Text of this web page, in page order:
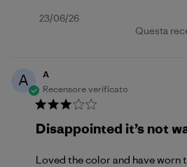
Data
23/06/26
Questa
A
A
Recensore verificato
Disappointed it’s not
Loved the color and have worn